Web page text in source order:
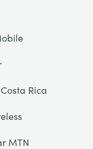
Rica
MTN